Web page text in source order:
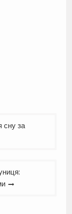
сну за